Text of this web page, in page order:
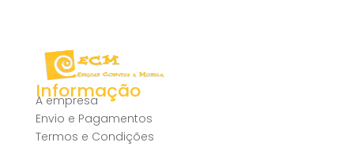
Informação
A empresa
Envio e Pagamentos
Termos e Condições